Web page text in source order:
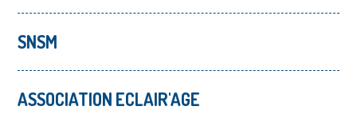
SNSM
ASSOCIATION ECLAIR'AGE